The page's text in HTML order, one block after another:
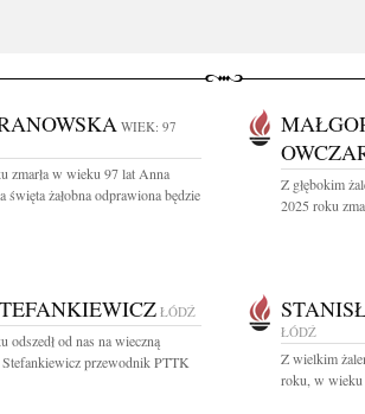
WIEK: 97
zmarła w wieku 97 lat Anna
święta żałobna odprawiona będzie
Z głębokim
2025 roku
ŁÓDŹ
odszedł od nas na wieczną
przewodnik PTTK
ŁÓDŹ
Z wielkim
roku, w wieku